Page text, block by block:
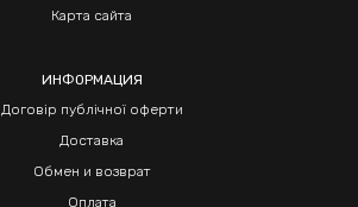
Карта сайта
ИНФОРМАЦИЯ
Договір публічної оферти
Доставка
Обмен и возврат
Оплата